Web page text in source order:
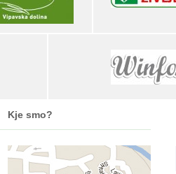
Kje smo?